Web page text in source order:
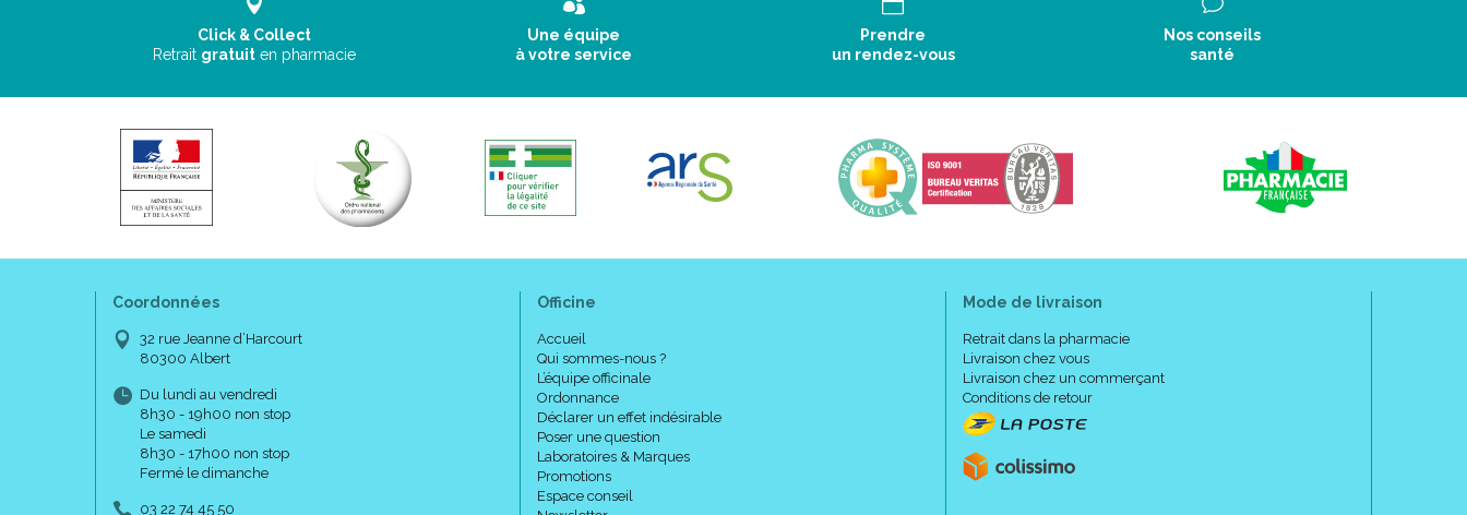
Click & Collect
Retrait gratuit en pharmacie
Une équipe
à votre service
Prendre
un rendez-vous
Nos conseils
santé
Coordonnées
32 rue Jeanne d’Harcourt
80300 Albert
Du lundi au vendredi
8h30 - 19h00 non stop
Le samedi
8h30 - 17h00 non stop
Fermé le dimanche
03 22 74 45 50
Officine
Accueil
Qui sommes-nous ?
L’équipe officinale
Ordonnance
Déclarer un effet indésirable
Poser une question
Laboratoires & Marques
Promotions
Espace conseil
Mode de livraison
Retrait dans la pharmacie
Livraison chez vous
Livraison chez un commerçant
Conditions de retour